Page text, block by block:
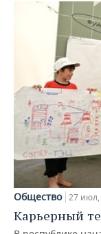
Общество 27 июл,
Карьерный